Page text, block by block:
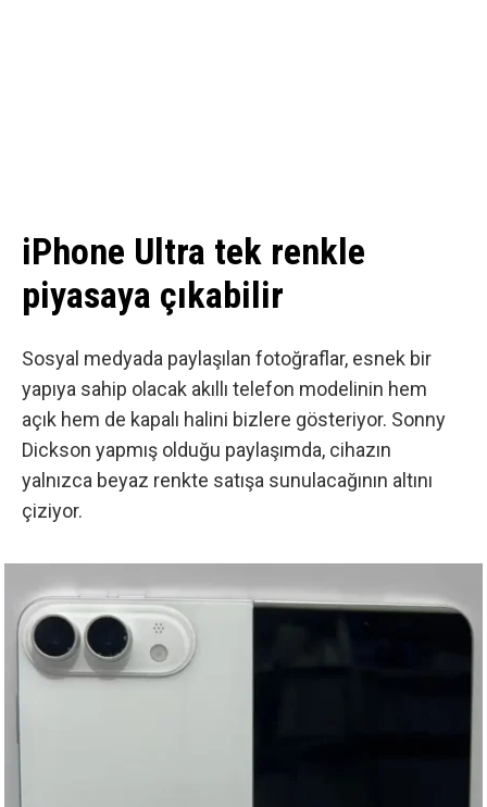
iPhone Ultra tek renkle
piyasaya çıkabilir
Sosyal medyada paylaşılan fotoğraflar, esnek bir
yapıya sahip olacak akıllı telefon modelinin hem
açık hem de kapalı halini bizlere gösteriyor. Sonny
Dickson yapmış olduğu paylaşımda, cihazın
yalnızca beyaz renkte satışa sunulacağının altını
çiziyor.